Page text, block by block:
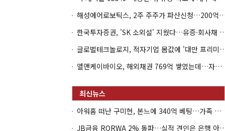
해성에어로보틱스, 2주 주주가 파산
한국투자증권, 'SK 소외설' 지웠
글로벌테크놀로지, 적자기업 몸값
엘앤케이바이오, 해외채권 769억 쌓였는데…자회사 4곳 자본잠식
아워홈 떠난 구미현, 본느에 340억 베팅…가족 지배체제 구축
JB금융 RORWA 2% 돌파…실